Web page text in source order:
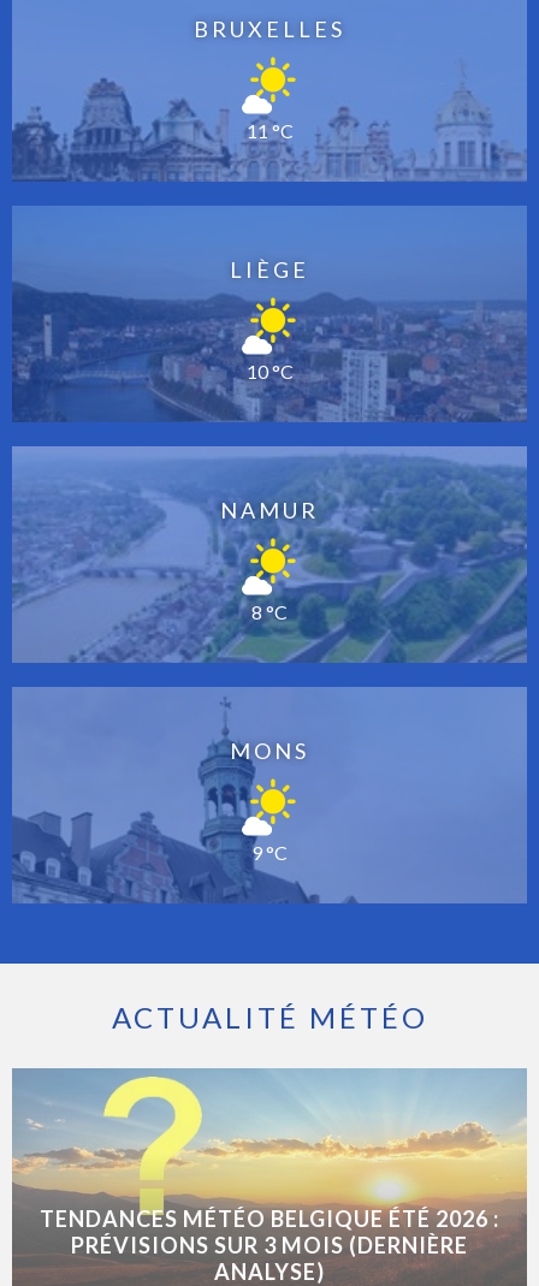
BRUXELLES
11 °C
LIÈGE
10 °C
NAMUR
8 °C
MONS
9 °C
ACTUALITÉ MÉTÉO
TENDANCES MÉTÉO BELGIQUE ÉTÉ 2026 :
PRÉVISIONS SUR 3 MOIS (DERNIÈRE
ANALYSE)